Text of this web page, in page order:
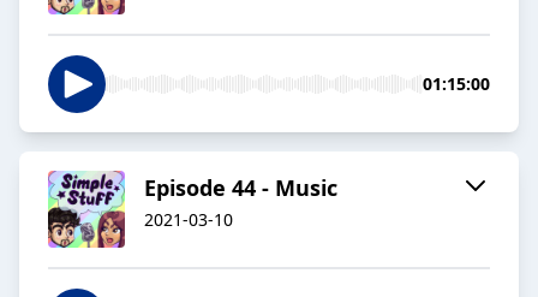
01:15:00
Episode 44 - Music
2021-03-10